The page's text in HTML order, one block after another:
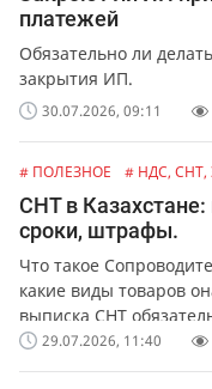
платежей
Обязательно ли
закрытия ИП.
30.07.2026, 09:11
# ПОЛЕЗНОЕ # НДС, СНТ,
СНТ в
сроки, штрафы.
Что такое
какие виды товаров
выписка СНТ
предпринимателей и
29.07.2026, 11:40